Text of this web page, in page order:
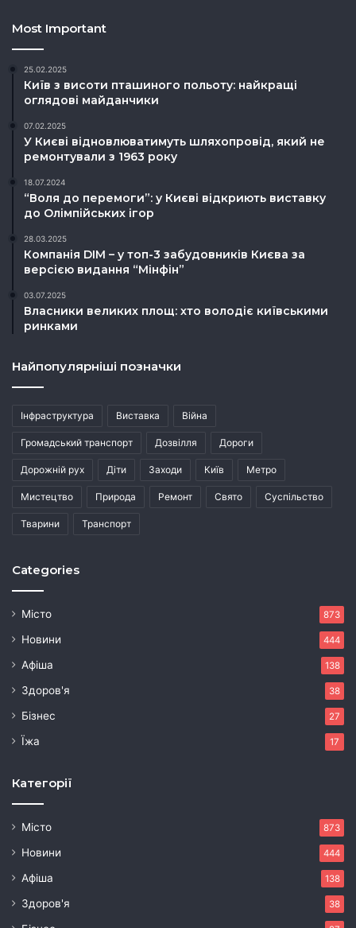
Most Important
25.02.2025
Київ з висоти пташиного польоту: найкращі
оглядові майданчики
07.02.2025
У Києві відновлюватимуть шляхопровід, який не
ремонтували з 1963 року
18.07.2024
“Воля до перемоги”: у Києві відкриють виставку
до Олімпійських ігор
28.03.2025
Компанія DIM – у топ-3 забудовників Києва за
версією видання “Мінфін”
03.07.2025
Власники великих площ: хто володіє київськими
ринками
Найпопулярніші позначки
Інфраструктура Виставка Війна
Громадський транспорт Дозвілля Дороги
Дорожній рух Діти Заходи Київ Метро
Мистецтво Природа Ремонт Свято Суспільство
Тварини Транспорт
Categories
Місто 873
Новини 444
Афіша 138
Здоров'я 38
Бізнес 27
Їжа 17
Категорії
Місто 873
Новини 444
Афіша 138
Здоров'я 38